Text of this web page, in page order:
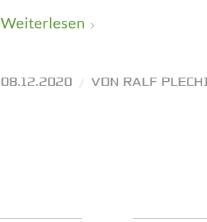
Weiterlesen
08.12.2020 / VON RALF